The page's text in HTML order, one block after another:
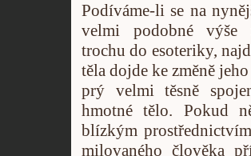
Podíváme-li se na
velmi podobné výše
trochu do esoteriky,
těla dojde ke změně
prý velmi těsně
hmotné tělo. Pokud
blízkým
milovaného člověka